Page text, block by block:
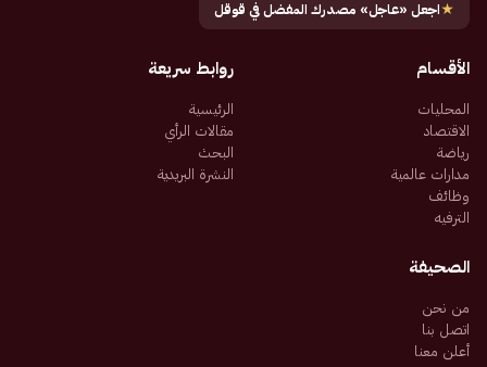
★اجعل «عاجل» مصدرك المفضل في قوقل
الأقسام
المحليات
الاقتصاد
رياضة
مدارات عالمية
وظائف
الترفيه
روابط سريعة
الرئيسية
مقالات الرأي
البحث
النشرة البريدية
الصحيفة
من نحن
اتصل بنا
أعلن معنا